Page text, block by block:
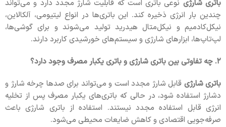
باتری شارژی نوعی باتری است که قابلیت شارژ مجدد دارد و می‌تواند
چندین بار انرژی ذخیره کند. این باتری‌ها در انواع لیتیومی، آلکالاین،
نیکل‌کادمیم و نیکل‌متال هیدرید تولید می‌شوند و برای گوشی‌ها،
لپ‌تاپ‌ها، ابزارهای شارژی و سیستم‌های خورشیدی کاربرد دارند.
۲. چه تفاوتی بین باتری شارژی و باتری یکبار مصرف وجود دارد؟
باتری شارژی قابل شارژ مجدد است و می‌تواند برای صدها چرخه شارژ و
دشارژ استفاده شود، در حالی که باتری‌های یکبار مصرف پس از تخلیه
انرژی قابل استفاده مجدد نیستند. استفاده از باتری شارژی باعث
صرفه‌جویی اقتصادی و کاهش ضایعات محیطی می‌شود.